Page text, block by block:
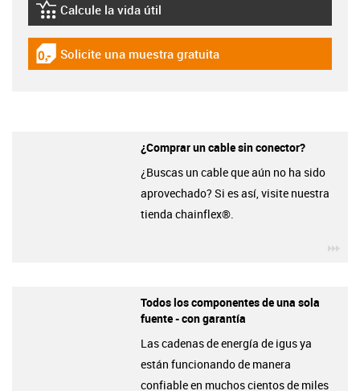
igus-icon-lebensdauerrechner
Calcule la vida útil
igus-icon-gratismuster
Solicite una muestra gratuita
¿Comprar un cable sin conector?
¿Buscas un cable que aún no ha sido
aprovechado? Si es así, visite nuestra
tienda chainflex®.
Todos los componentes de una sola
fuente - con garantía
Las cadenas de energía de igus ya
están funcionando de manera
confiable en muchos cientos de miles